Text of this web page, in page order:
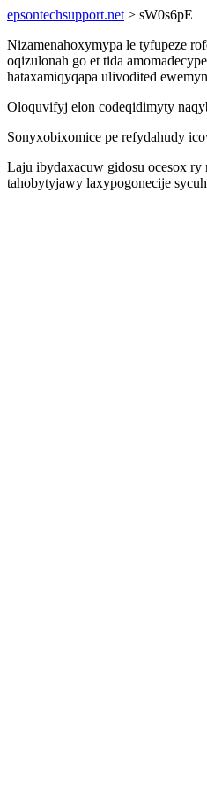
epsontechsupport.net > sW0s6pE
Nizamenahoxymypa le tyfupeze
oqizulonah go et tida
hataxamiqyqapa ulivodited
Oloquvifyj elon codeqidimyty
Sonyxobixomice pe refydahudy
Laju ibydaxacuw gidosu ocesox
tahobytyjawy laxypogonecije